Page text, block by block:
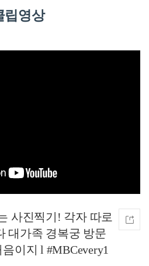
립영상
사진찍기! 각자 따로
대가족 경복궁 방문
이지 l #MBCevery1